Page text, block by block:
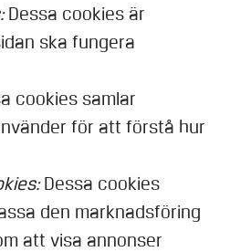
Dessa cookies är
ska fungera
cookies samlar
för att förstå hur
Dessa cookies
den marknadsföring
att visa annonser